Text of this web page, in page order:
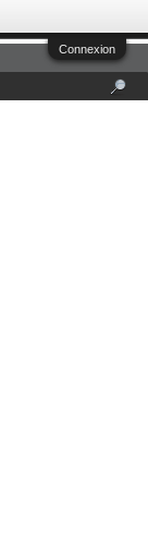
Connexion